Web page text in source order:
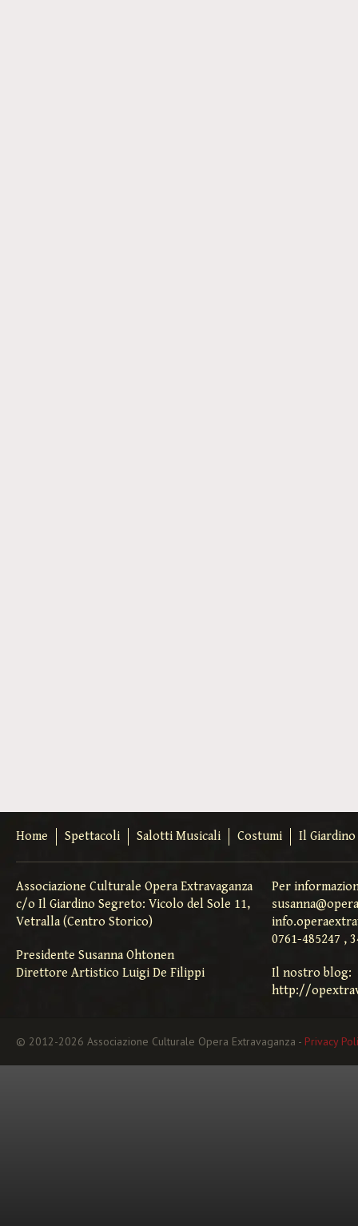
Home Spettacoli Salotti Musicali Costumi Il
Associazione Culturale Opera Extravaganza
c/o Il Giardino Segreto: Vicolo del Sole 11,
Vetralla (Centro Storico)
Presidente Susanna Ohtonen
Direttore Artistico Luigi De Filippi
Per
0761-485247 ,
Il nostro blog:
http://
© 2012-2026 Associazione Culturale Opera Extravaganza - Privacy